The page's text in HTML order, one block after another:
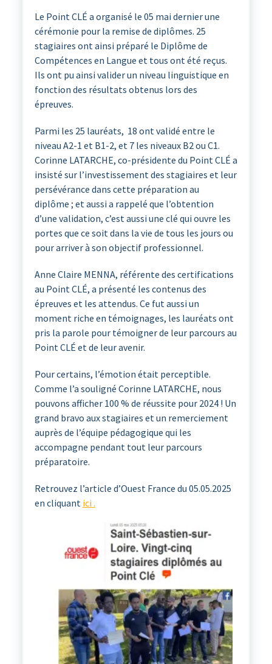
Le Point CLÉ a organisé le 05 mai dernier une
cérémonie pour la remise de diplômes. 25
stagiaires ont ainsi préparé le Diplôme de
Compétences en Langue et tous ont été reçus.
Ils ont pu ainsi valider un niveau linguistique en
fonction des résultats obtenus lors des
épreuves.
Parmi les 25 lauréats, 18 ont validé entre le
niveau A2-1 et B1-2, et 7 les niveaux B2 ou C1.
Corinne LATARCHE, co-présidente du Point CLÉ a
insisté sur l’investissement des stagiaires et leur
persévérance dans cette préparation au
diplôme ; et aussi a rappelé que l’obtention
d’une validation, c’est aussi une clé qui ouvre les
portes que ce soit dans la vie de tous les jours ou
pour arriver à son objectif professionnel.
Anne Claire MENNA, référente des certifications
au Point CLÉ, a présenté les contenus des
épreuves et les attendus. Ce fut aussi un
moment riche en témoignages, les lauréats ont
pris la parole pour témoigner de leur parcours au
Point CLÉ et de leur avenir.
Pour certains, l’émotion était perceptible.
Comme l’a souligné Corinne LATARCHE, nous
pouvons afficher 100 % de réussite pour 2024 ! Un
grand bravo aux stagiaires et un remerciement
auprès de l’équipe pédagogique qui les
accompagne pendant tout leur parcours
préparatoire.
Retrouvez l’article d’Ouest France du 05.05.2025
en cliquant ici .